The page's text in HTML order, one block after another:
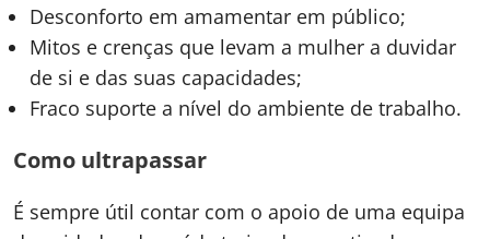
Desconforto em amamentar em público;
Mitos e crenças que levam a mulher a duvidar
de si e das suas capacidades;
Fraco suporte a nível do ambiente de trabalho.
Como ultrapassar
É sempre útil contar com o apoio de uma equipa